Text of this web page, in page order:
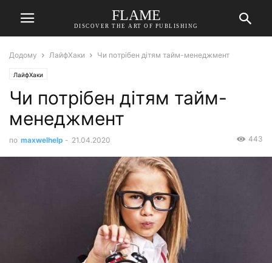
FLAME
DISCOVER THE ART OF PUBLISHING
Додому ЛайфХаки Чи потрібен дітям тайм-менеджмент
ЛайфХаки
Чи потрібен дітям тайм-
менеджмент
по maxwelhelp - 21.04.2020 443